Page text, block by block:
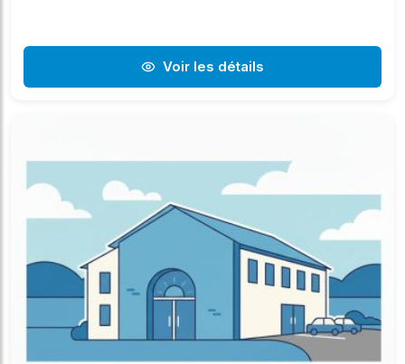
Voir les détails